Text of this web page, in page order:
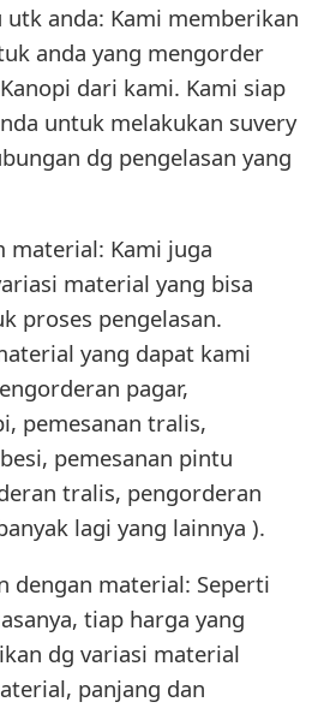
utk anda: Kami memberikan
anda yang mengorder
dari kami. Kami siap
untuk melakukan suvery
dg pengelasan yang
material: Kami juga
material yang bisa
proses pengelasan.
yang dapat kami
pagar,
pemesanan tralis,
pemesanan pintu
tralis, pengorderan
lagi yang lainnya ).
dengan material: Seperti
tiap harga yang
dg variasi material
panjang dan